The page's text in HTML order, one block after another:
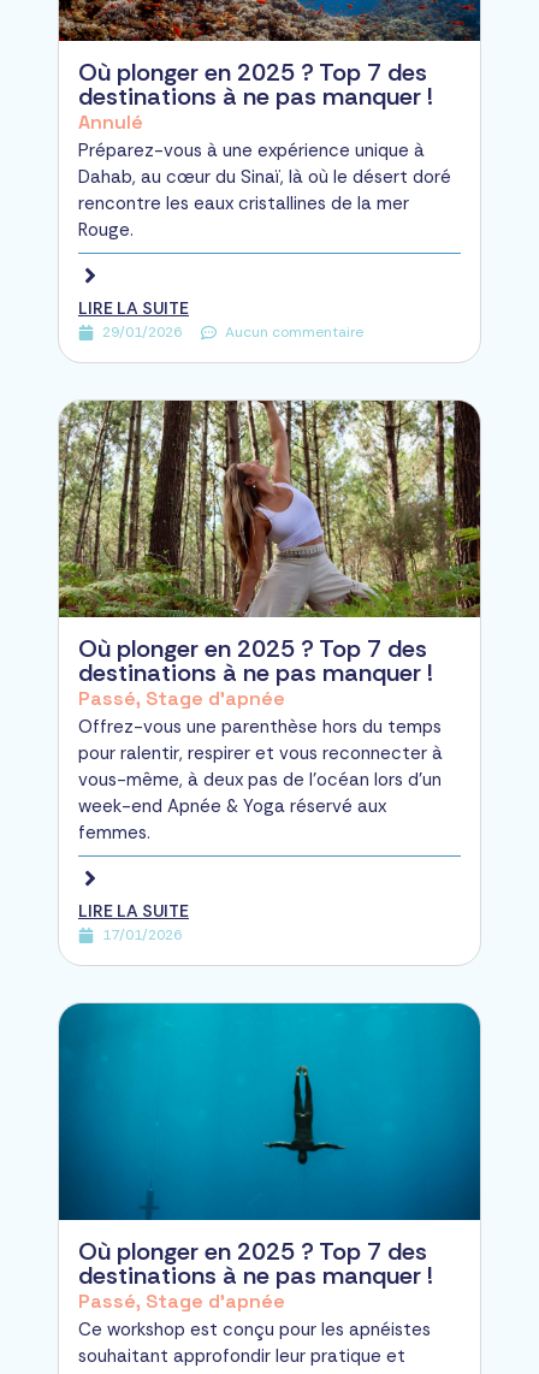
Où plonger en 2025 ? Top 7 des
destinations à ne pas manquer !
Annulé
Préparez-vous à une expérience unique à
Dahab, au cœur du Sinaï, là où le désert doré
rencontre les eaux cristallines de la mer
Rouge.
LIRE LA SUITE
29/01/2026 Aucun commentaire
Où plonger en 2025 ? Top 7 des
destinations à ne pas manquer !
Passé, Stage d'apnée
Offrez-vous une parenthèse hors du temps
pour ralentir, respirer et vous reconnecter à
vous-même, à deux pas de l’océan lors d'un
week-end Apnée & Yoga réservé aux
femmes.
LIRE LA SUITE
17/01/2026
Où plonger en 2025 ? Top 7 des
destinations à ne pas manquer !
Passé, Stage d'apnée
Ce workshop est conçu pour les apnéistes
souhaitant approfondir leur pratique et